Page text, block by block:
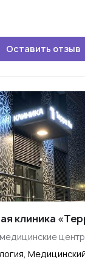
Оставить отзыв
клиника